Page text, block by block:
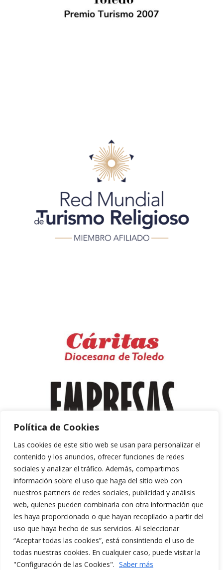
Política de Cookies
Las cookies de este sitio web se usan para personalizar el
contenido y los anuncios, ofrecer funciones de redes
sociales y analizar el tráfico. Además, compartimos
información sobre el uso que haga del sitio web con
nuestros partners de redes sociales, publicidad y análisis
web, quienes pueden combinarla con otra información que
les haya proporcionado o que hayan recopilado a partir del
uso que haya hecho de sus servicios. Al seleccionar
“Aceptar todas las cookies”, está consintiendo el uso de
todas nuestras cookies. En cualquier caso, puede visitar la
"Configuración de las Cookies". Saber más
Aviso Legal y Política de Privacidad
Política de Cookies